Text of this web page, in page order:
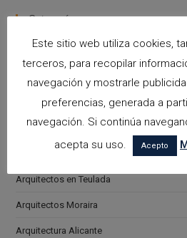
Categorías
Arquitectos en Alicante
Arquitectos en Altea
Arquitectos en Benissa
Arquitectos en Calpe
Arquitectos en Teulada
Arquitectos Moraira
Arquitectura Alicante
Este sitio web utiliza cookies,
terceros, para recopilar
navegación y mostrarle
preferencias, generada a
navegación. Si continúa
acepta su uso.
Acepto